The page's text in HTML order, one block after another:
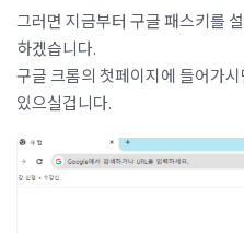
그러면 지금부터 구글 패스키를
하겠습니다.
구글 크롬의 첫페이지에 들어가
있으실겁니다.